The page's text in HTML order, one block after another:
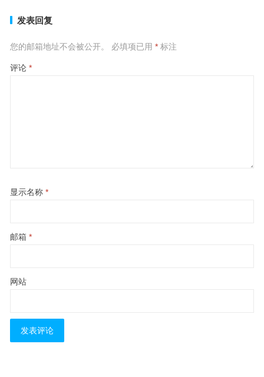
发表回复
您的邮箱地址不会被公开。 必填项已用 *标注
评论 *
显示名称 *
邮箱 *
网站